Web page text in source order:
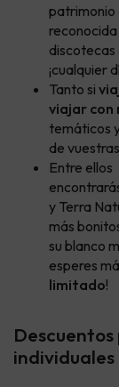
patrimonio
discotecas
¡cualquier
Tanto si
viajar con
temáticos
de
Entre ellos
y Terra
más
su blanco
esperes
limitado!
individuales